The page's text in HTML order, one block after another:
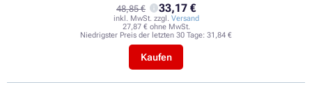
48,85 € 33,17 €
inkl. MwSt. zzgl. Versand
27,87 € ohne MwSt.
Niedrigster Preis der letzten 30 Tage: 31,84 €
Kaufen